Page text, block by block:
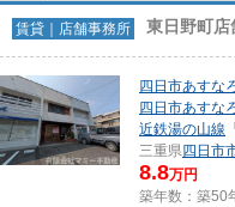
賃貸｜店舗事務所 東日野町店
四日市あすな
四日市あすな
近鉄湯の山線 「
三重県四日市
8.8万円
築年数：築50